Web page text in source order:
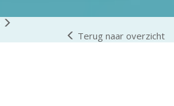
Terug naar overzicht